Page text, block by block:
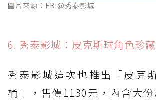
圖片來源：FB @秀泰影城
6. 秀泰影城：皮克斯球角色珍
秀泰影城這次也推出「皮克
桶」，售價1130元，內含大